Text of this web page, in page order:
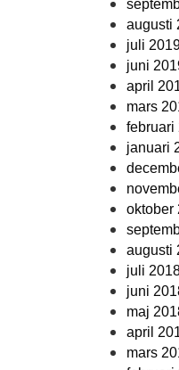
augusti
juli
juni
april
mars
februari
januari
oktober
augusti
juli
juni
maj
april
mars